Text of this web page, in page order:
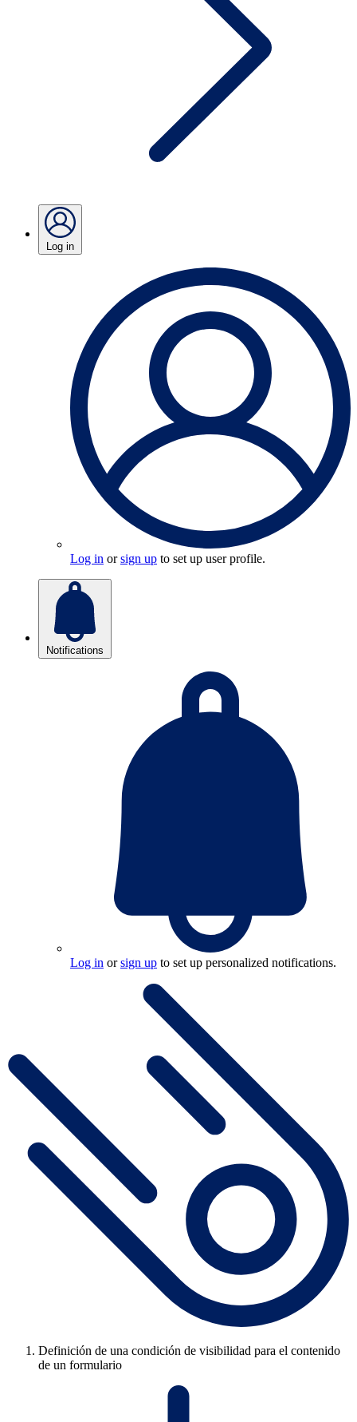
Log in
Log in orsign up to set up user profile.
Notifications
Log in orsign up to set up personalized notifications.
Definición de una condición de visibilidad para el contenido
de un formulario